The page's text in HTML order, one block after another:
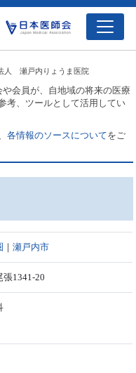
人 瀬戸内りょうま医院
会員が、自地域の将来の医療
考、ツールとして活用してい
各情報のソースについてをご
｜瀬戸内市
1341-20